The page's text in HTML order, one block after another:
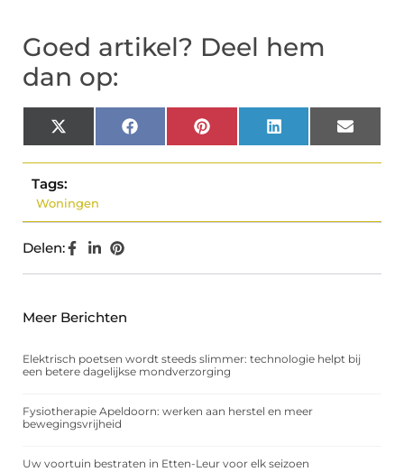
Goed artikel? Deel hem
dan op:
X
(Twitter)
Facebook Pinterest LinkedIn Email
Tags:
Woningen
Delen:
Meer Berichten
Elektrisch poetsen wordt steeds slimmer: technologie helpt bij
een betere dagelijkse mondverzorging
Fysiotherapie Apeldoorn: werken aan herstel en meer
bewegingsvrijheid
Uw voortuin bestraten in Etten-Leur voor elk seizoen